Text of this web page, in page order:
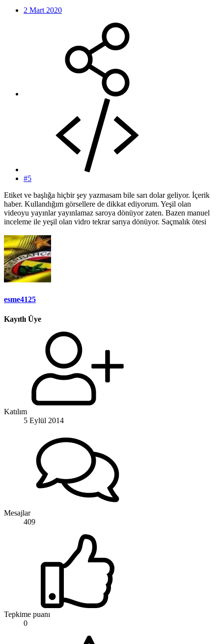
2 Mart 2020
#5
Etiket ve başlığa hiçbir şey yazmasam bile sarı dolar geliyor. İçerik
haber. Kullandığım görsellere de dikkat ediyorum. Yeşil olan
videoyu yayınlar yayınlamaz saroya dönüyor zaten. Bazen manuel
inceleme ile yeşil olan vidro tekrar sarıya dönüyor. Saçmalık ötesi
esme4125
Kayıtlı Üye
Katılım
5 Eylül 2014
Mesajlar
409
Tepkime puanı
0